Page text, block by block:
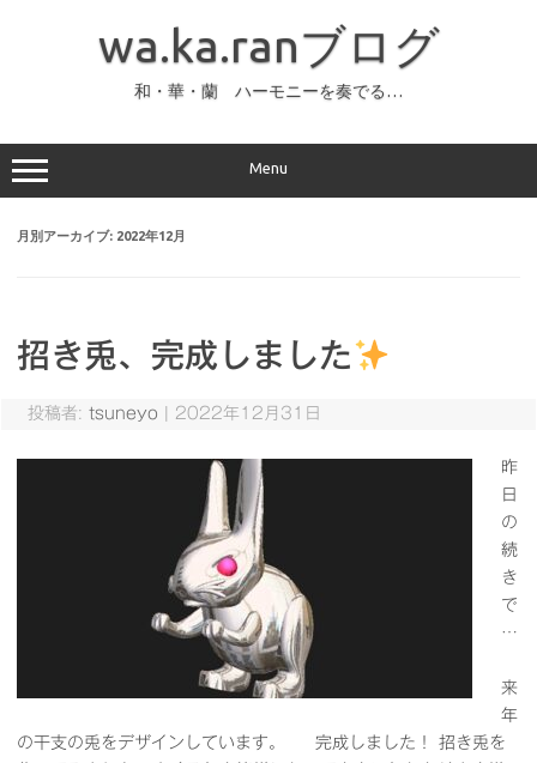
ッ
プ
wa.ka.ranブログ
和・華・蘭 ハーモニーを奏でる…
Menu
月別アーカイブ: 2022年12月
招き兎、完成しました
投稿者: tsuneyo 2022年12月31日
昨
日
の
続
き
で
…
来
年
の干支の兎をデザインしています。 完成しました！ 招き兎を